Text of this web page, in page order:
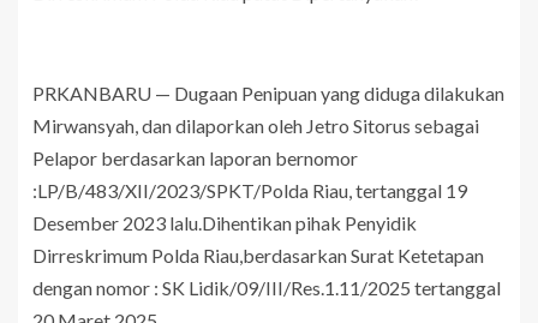
PRKANBARU — Dugaan Penipuan yang diduga dilakukan
Mirwansyah, dan dilaporkan oleh Jetro Sitorus sebagai
Pelapor berdasarkan laporan bernomor
:LP/B/483/XII/2023/SPKT/Polda Riau, tertanggal 19
Desember 2023 lalu.Dihentikan pihak Penyidik
Dirreskrimum Polda Riau,berdasarkan Surat Ketetapan
dengan nomor : SK Lidik/09/III/Res.1.11/2025 tertanggal